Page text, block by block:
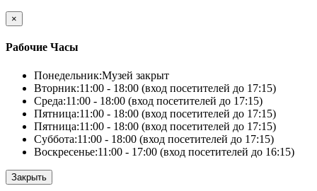
×
Рабочие Часы
Понедельник:Музей закрыт
Вторник:11:00 - 18:00 (вход посетителей до 17:15)
Среда:11:00 - 18:00 (вход посетителей до 17:15)
Пятница:11:00 - 18:00 (вход посетителей до 17:15)
Пятница:11:00 - 18:00 (вход посетителей до 17:15)
Суббота:11:00 - 18:00 (вход посетителей до 17:15)
Воскресенье:11:00 - 17:00 (вход посетителей до 16:15)
Закрыть